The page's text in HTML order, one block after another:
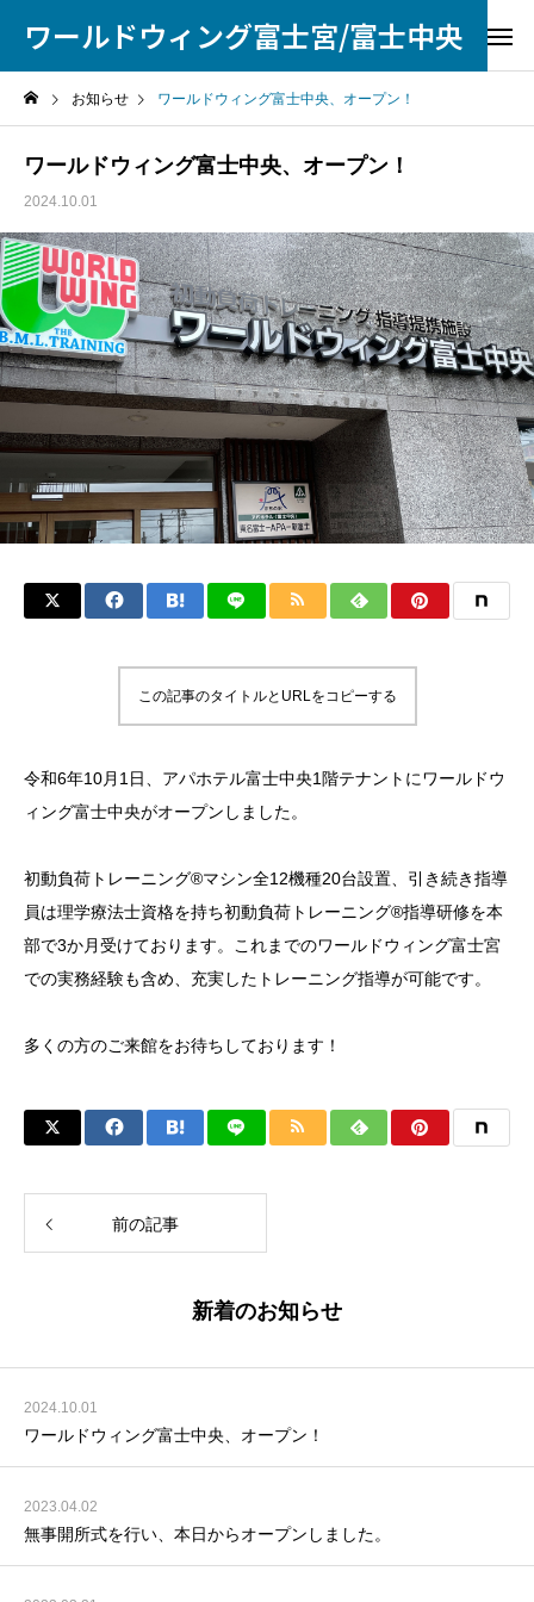
ワールドウィング富士宮/富士中央
お知らせ ワールドウィング富士中央、オープン！
ワールドウィング富士中央、オープン！
2024.10.01
この記事のタイトルとURLをコピーする
令和6年10月1日、アパホテル富士中央1階テナントにワールドウ
ィング富士中央がオープンしました。
初動負荷トレーニング®マシン全12機種20台設置、引き続き指導
員は理学療法士資格を持ち初動負荷トレーニング®指導研修を本
部で3か月受けております。これまでのワールドウィング富士宮
での実務経験も含め、充実したトレーニング指導が可能です。
多くの方のご来館をお待ちしております！
前の記事
新着のお知らせ
2024.10.01
ワールドウィング富士中央、オープン！
2023.04.02
無事開所式を行い、本日からオープンしました。